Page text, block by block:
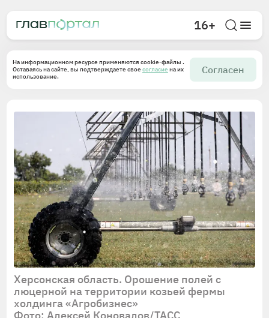
16+
На информационном ресурсе применяются cookie-файлы .
Оставаясь на сайте, вы подтверждаете свое согласие на их
использование.
Согласен
Херсонская область. Орошение полей с
люцерной на территории козьей фермы
холдинга «Агробизнес»
Фото: Алексей Коновалов/ТАСС